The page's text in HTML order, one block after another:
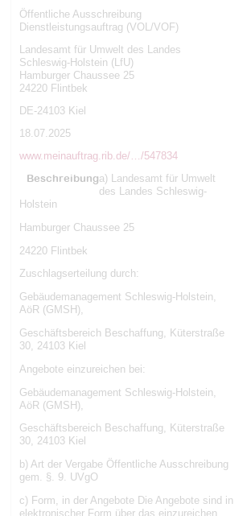
Öffentliche Ausschreibung
Dienstleistungsauftrag (VOL/VOF)
Landesamt für Umwelt des Landes
Schleswig-Holstein (LfU)
Hamburger Chaussee 25
24220 Flintbek
DE-24103 Kiel
18.07.2025
www.meinauftrag.rib.de/…/547834
Beschreibunga) Landesamt für Umwelt
des Landes Schleswig-
Holstein
Hamburger Chaussee 25
24220 Flintbek
Zuschlagserteilung durch:
Gebäudemanagement Schleswig-Holstein,
AöR (GMSH),
Geschäftsbereich Beschaffung, Küterstraße
30, 24103 Kiel
Angebote einzureichen bei:
Gebäudemanagement Schleswig-Holstein,
AöR (GMSH),
Geschäftsbereich Beschaffung, Küterstraße
30, 24103 Kiel
b) Art der Vergabe Öffentliche Ausschreibung
gem. §. 9. UVgO
c) Form, in der Angebote Die Angebote sind in
elektronischer Form über das einzureichen